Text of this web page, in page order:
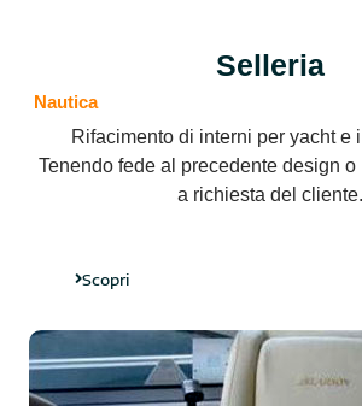
Selleria
Nautica
Rifacimento di interni per yacht e
Tenendo fede al precedente design
a richiesta del cliente.
Scopri